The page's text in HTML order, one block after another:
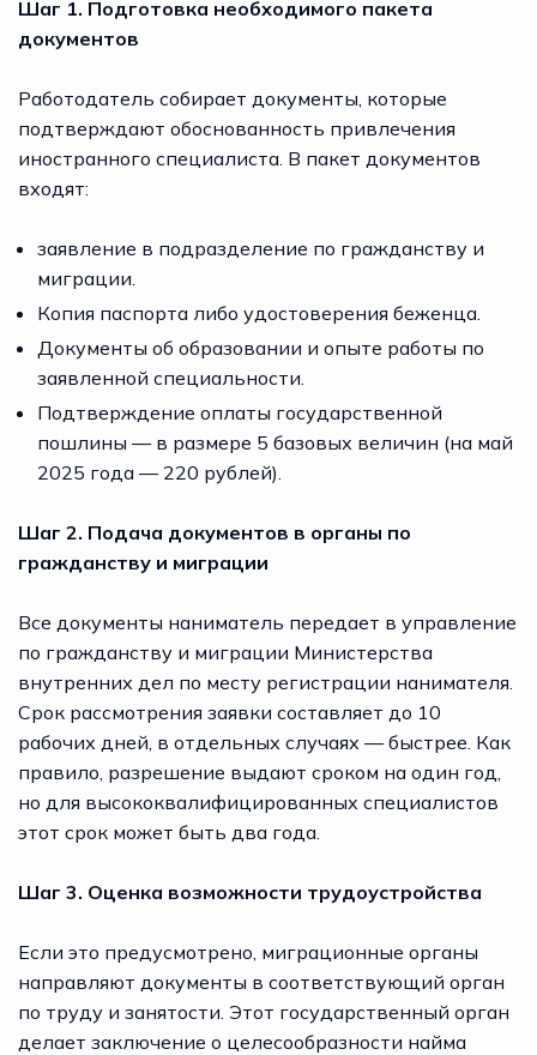
Шаг 1. Подготовка необходимого пакета
документов
Работодатель собирает документы, которые
подтверждают обоснованность привлечения
иностранного специалиста. В пакет документов
входят:
заявление в подразделение по гражданству и
миграции.
Копия паспорта либо удостоверения беженца.
Документы об образовании и опыте работы по
заявленной специальности.
Подтверждение оплаты государственной
пошлины — в размере 5 базовых величин (на май
2025 года — 220 рублей).
Шаг 2. Подача документов в органы по
гражданству и миграции
Все документы наниматель передает в управление
по гражданству и миграции Министерства
внутренних дел по месту регистрации нанимателя.
Срок рассмотрения заявки составляет до 10
рабочих дней, в отдельных случаях — быстрее. Как
правило, разрешение выдают сроком на один год,
но для высококвалифицированных специалистов
этот срок может быть два года.
Шаг 3. Оценка возможности трудоустройства
Если это предусмотрено, миграционные органы
направляют документы в соответствующий орган
по труду и занятости. Этот государственный орган
делает заключение о целесообразности найма